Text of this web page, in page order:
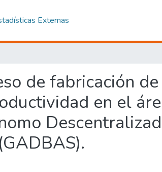
Externas
de fabricación
en el